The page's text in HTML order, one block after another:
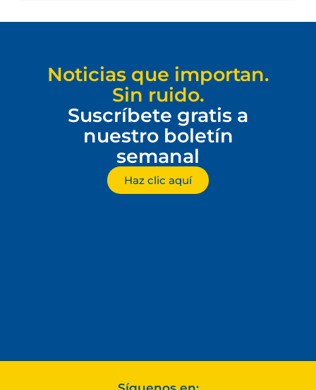
Noticias que importan.
Sin ruido.
Suscríbete gratis a
nuestro boletín
semanal
Haz clic aquí